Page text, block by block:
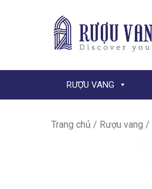
RƯỢU VANG
Trang chủ / Rượu vang /